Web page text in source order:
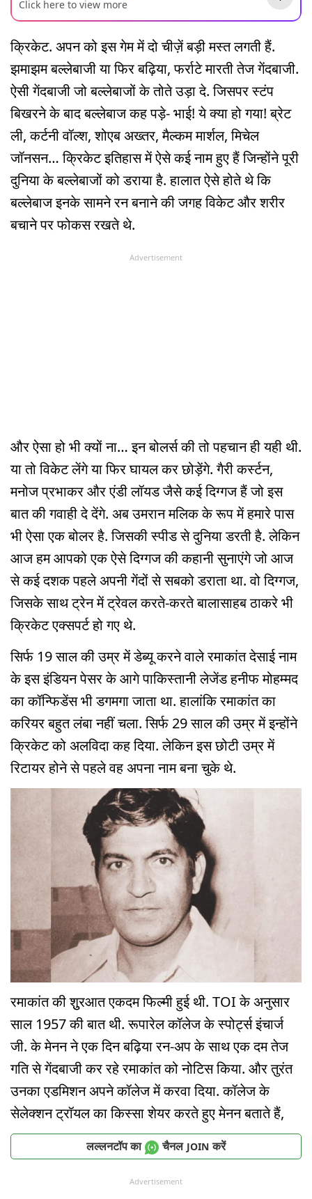
Click here to view more
क्रिकेट. अपन को इस गेम में दो चीज़ें बड़ी मस्त लगती हैं.
झमाझम बल्लेबाजी या फिर बढ़िया, फर्राटे मारती तेज गेंदबाजी.
ऐसी गेंदबाजी जो बल्लेबाजों के तोते उड़ा दे. जिसपर स्टंप
बिखरने के बाद बल्लेबाज कह पड़े- भाई! ये क्या हो गया! ब्रेट
ली, कर्टनी वॉल्श, शोएब अख्तर, मैल्कम मार्शल, मिचेल
जॉनसन… क्रिकेट इतिहास में ऐसे कई नाम हुए हैं जिन्होंने पूरी
दुनिया के बल्लेबाजों को डराया है. हालात ऐसे होते थे कि
बल्लेबाज इनके सामने रन बनाने की जगह विकेट और शरीर
बचाने पर फोकस रखते थे.
Advertisement
और ऐसा हो भी क्यों ना… इन बोलर्स की तो पहचान ही यही थी.
या तो विकेट लेंगे या फिर घायल कर छोड़ेंगे. गैरी कर्स्टन,
मनोज प्रभाकर और एंडी लॉयड जैसे कई दिग्गज हैं जो इस
बात की गवाही दे देंगे. अब उमरान मलिक के रूप में हमारे पास
भी ऐसा एक बोलर है. जिसकी स्पीड से दुनिया डरती है. लेकिन
आज हम आपको एक ऐसे दिग्गज की कहानी सुनाएंगे जो आज
से कई दशक पहले अपनी गेंदों से सबको डराता था. वो दिग्गज,
जिसके साथ ट्रेन में ट्रेवल करते-करते बालासाहब ठाकरे भी
क्रिकेट एक्सपर्ट हो गए थे.
सिर्फ 19 साल की उम्र में डेब्यू करने वाले रमाकांत देसाई नाम
के इस इंडियन पेसर के आगे पाकिस्तानी लेजेंड हनीफ मोहम्मद
का कॉन्फिडेंस भी डगमगा जाता था. हालांकि रमाकांत का
करियर बहुत लंबा नहीं चला. सिर्फ 29 साल की उम्र में इन्होंने
क्रिकेट को अलविदा कह दिया. लेकिन इस छोटी उम्र में
रिटायर होने से पहले वह अपना नाम बना चुके थे.
रमाकांत की शुुरआत एकदम फिल्मी हुई थी. TOI के अनुसार
साल 1957 की बात थी. रूपारेल कॉलेज के स्पोर्ट्स इंचार्ज
जी. के मेनन ने एक दिन बढ़िया रन-अप के साथ एक दम तेज
गति से गेंदबाजी कर रहे रमाकांत को नोटिस किया. और तुरंत
उनका एडमिशन अपने कॉलेज में करवा दिया. कॉलेज के
सेलेक्शन ट्रॉयल का किस्सा शेयर करते हुए मेनन बताते हैं,
लल्लनटॉप का चैनल JOIN करें
Advertisement